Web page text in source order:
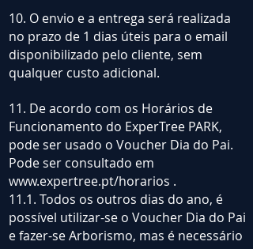
10. O envio e a entrega será realizada
no prazo de 1 dias úteis para o email
disponibilizado pelo cliente, sem
qualquer custo adicional.
11. De acordo com os Horários de
Funcionamento do ExperTree PARK,
pode ser usado o Voucher Dia do Pai.
Pode ser consultado em
www.expertree.pt/horarios .
11.1. Todos os outros dias do ano, é
possível utilizar-se o Voucher Dia do Pai
e fazer-se Arborismo, mas é necessário